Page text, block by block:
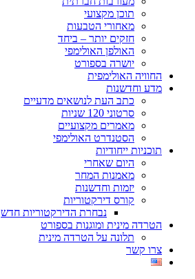
תוכן מקצועי
מאחורי הטבעות
חזקים יותר – ביחד
האולפן האולימפי
יושרה בספורט
החוויה האולימפית
מדע וחדשנות
כתב העת לנושאים מדעיים
סרטוני 120 שניות
מאמרים מקצועיים
הסטנדרט האולימפי
תוכניות ייחודיות
היום שאחרי
מאמנות המחר
יזמות וחדשנות
קורס דירקטוריות
נבחרת הדירקטוריות חדש
הטרדה מינית ומוגנות בספורט
תלונה על הטרדה מינית
צרו קשר